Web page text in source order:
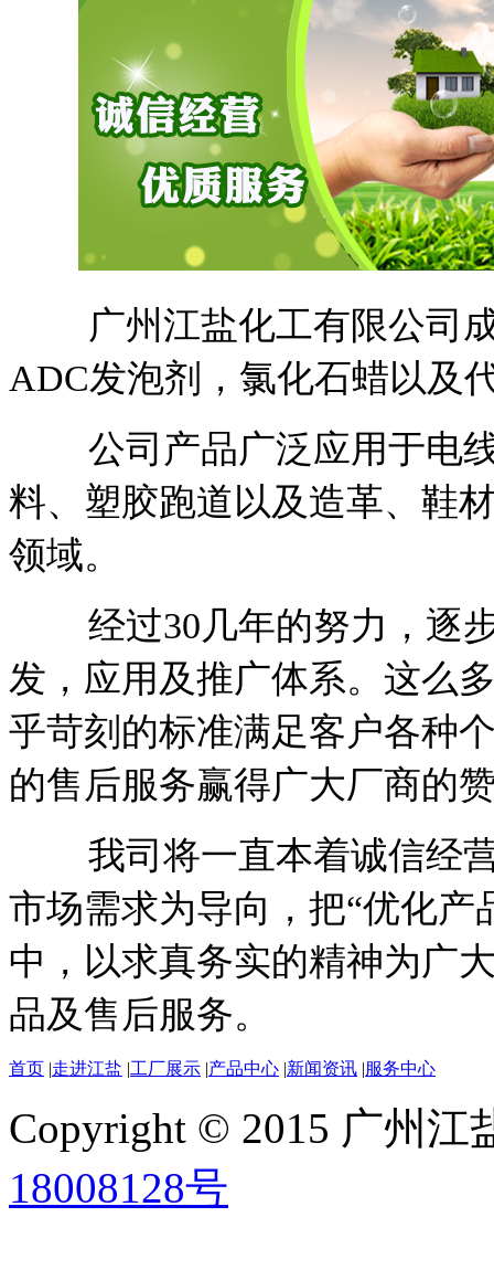
广州江盐化工有限公司成
ADC发泡剂，氯化石蜡以及
公司产品广泛应用于电线
料、塑胶跑道以及造革、鞋
领域。
经过30几年的努力，逐步
发，应用及推广体系。这么
乎苛刻的标准满足客户各种
的售后服务赢得广大厂商的
我司将一直本着诚信经营
市场需求为导向，把“优化
中，以求真务实的精神为广
品及售后服务。
首页 |走进江盐 |工厂展示 |产品中心 |新闻资讯 |服务中心
Copyright © 2015 广州
18008128号